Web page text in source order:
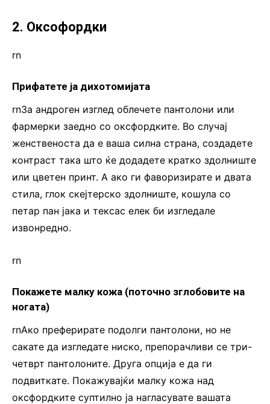
2. Оксофордки
rn
Прифатете ја дихотомијата
rnЗа андроген изглед облечете пантолони или
фармерки заедно со оксфордките. Во случај
женственоста да е ваша силна страна, создадете
контраст така што ќе додадете кратко здолниште
или цветен принт. А ако ги фаворизирате и двата
стила, глок скејтерско здолниште, кошула со
петар пан јака и тексас елек би изгледале
извонредно.
rn
Покажете малку кожа (поточно зглобовите на
ногата)
rnАко преферирате подолги пантолони, но не
сакате да изгледате ниско, препорачливи се три-
четврт пантолоните. Друга опција е да ги
подвиткате. Покажувајќи малку кожа над
оксфордките суптилно ја нагласувате вашата